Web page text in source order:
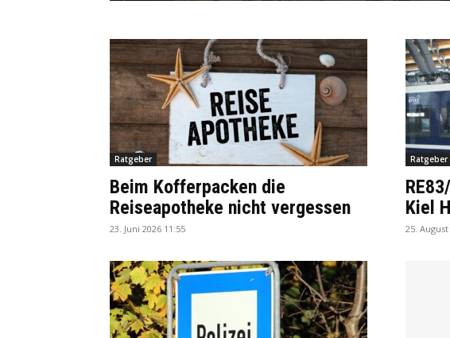
Ratgeber
Beim Kofferpacken die
Reiseapotheke nicht vergessen
23. Juni 2026 11:55
Ratgeber
Kiel
25. August